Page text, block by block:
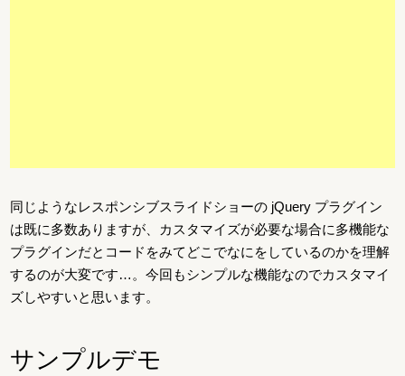
同じようなレスポンシブスライドショーの jQuery プラグイン
は既に多数ありますが、カスタマイズが必要な場合に多機能な
プラグインだとコードをみてどこでなにをしているのかを理解
するのが大変です…。今回もシンプルな機能なのでカスタマイ
ズしやすいと思います。
サンプルデモ